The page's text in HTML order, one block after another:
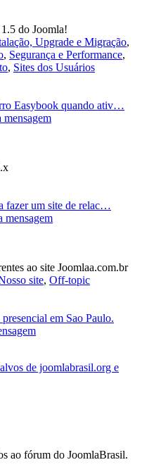
do Joomla!
Upgrade e Migração,
, Segurança e Performance,
, Sites dos Usuários
Easybook quando ativ…
fazer um site de relac…
mensagem
ao site Joomlaa.com.br
site, Off-topic
em Sao Paulo.
de joomlabrasil.org e
ao fórum do JoomlaBrasil.